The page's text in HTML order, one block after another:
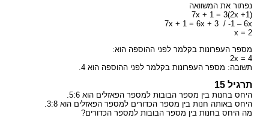
נפתור את המשוואה
(7x + 1 = 3(2x +1
7x + 1 = 6x + 3 / -1 – 6x
x = 2
מספר העפרונות בקלמר לפני ההוספה הוא:
2x = 4
תשובה: מספר העפרונות בקלמר לפני ההוספה הוא 4.
תרגיל 15
היחס בחנות בין מספר הבובות למספר הפאזלים הוא 5:6.
היחס באותה חנות בין מספר הכדורים למספר הפאזלים הוא 3:8.
מה היחס בחנות בין מספר הבובות למספר הכדורים?